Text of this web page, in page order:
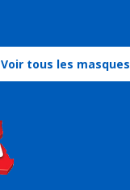
Voir tous les masques